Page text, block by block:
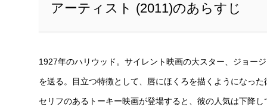
アーティスト (2011)のあらすじ
1927年のハリウッド。サイレント映画の大スター、ジョー
を送る。目立つ特徴として、唇にほくろを描くようになっ
セリフのあるトーキー映画が登場すると、彼の人気は下降し